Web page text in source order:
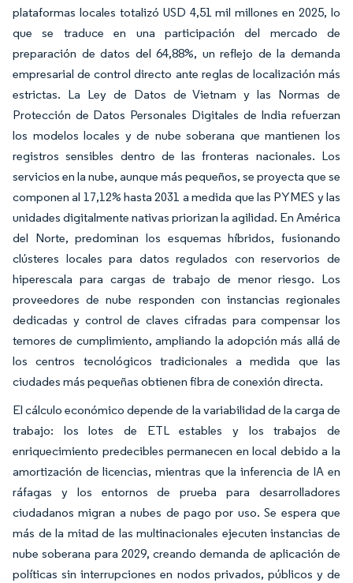
plataformas locales totalizó USD 4,51 mil millones en 2025, lo
que se traduce en una participación del mercado de
preparación de datos del 64,88%, un reflejo de la demanda
empresarial de control directo ante reglas de localización más
estrictas. La Ley de Datos de Vietnam y las Normas de
Protección de Datos Personales Digitales de India refuerzan
los modelos locales y de nube soberana que mantienen los
registros sensibles dentro de las fronteras nacionales. Los
servicios en la nube, aunque más pequeños, se proyecta que se
componen al 17,12% hasta 2031 a medida que las PYMES y las
unidades digitalmente nativas priorizan la agilidad. En América
del Norte, predominan los esquemas híbridos, fusionando
clústeres locales para datos regulados con reservorios de
hiperescala para cargas de trabajo de menor riesgo. Los
proveedores de nube responden con instancias regionales
dedicadas y control de claves cifradas para compensar los
temores de cumplimiento, ampliando la adopción más allá de
los centros tecnológicos tradicionales a medida que las
ciudades más pequeñas obtienen fibra de conexión directa.
El cálculo económico depende de la variabilidad de la carga de
trabajo: los lotes de ETL estables y los trabajos de
enriquecimiento predecibles permanecen en local debido a la
amortización de licencias, mientras que la inferencia de IA en
ráfagas y los entornos de prueba para desarrolladores
ciudadanos migran a nubes de pago por uso. Se espera que
más de la mitad de las multinacionales ejecuten instancias de
nube soberana para 2029, creando demanda de aplicación de
políticas sin interrupciones en nodos privados, públicos y de